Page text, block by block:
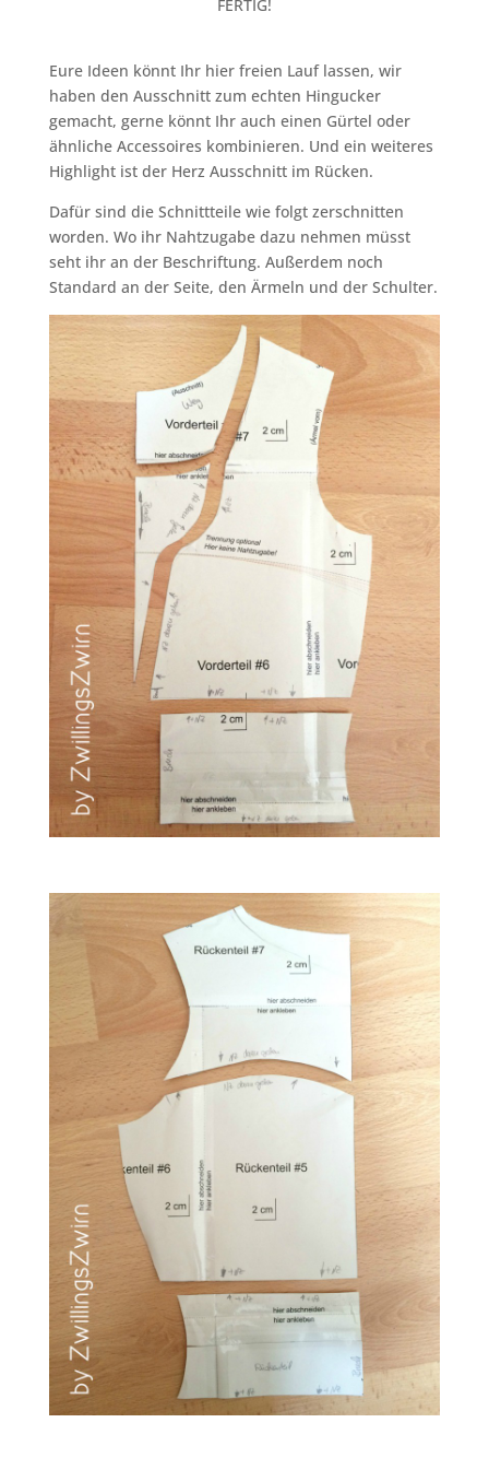
FERTIG!
Eure Ideen könnt Ihr hier freien Lauf lassen, wir
haben den Ausschnitt zum echten Hingucker
gemacht, gerne könnt Ihr auch einen Gürtel oder
ähnliche Accessoires kombinieren. Und ein weiteres
Highlight ist der Herz Ausschnitt im Rücken.
Dafür sind die Schnittteile wie folgt zerschnitten
worden. Wo ihr Nahtzugabe dazu nehmen müsst
seht ihr an der Beschriftung. Außerdem noch
Standard an der Seite, den Ärmeln und der Schulter.